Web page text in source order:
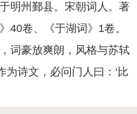
明州鄞县。宋朝词人。著
40卷、《于湖词》1卷。
词豪放爽朗，风格与苏轼
为诗文，必问门人曰：‘比